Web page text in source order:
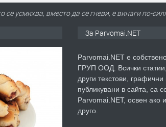
се усмихва, вместо да се гневи, е винаги по-
За Parvomai.NET
Parvomai.NET е
ГРУП ООД. Всички
други текстови,
публикувани в сайта, са
Parvomai.NET, освен ако
друго.